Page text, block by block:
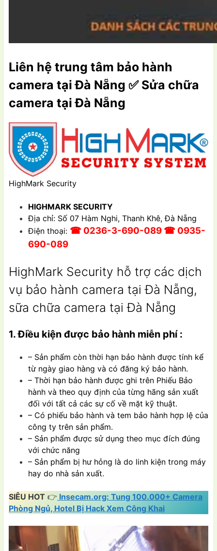
Liên hệ trung tâm bảo hành
camera tại Đà Nẵng ✅ Sửa chữa
camera tại Đà Nẵng
HighMark Security
HIGHMARK SECURITY
Địa chỉ: Số 07 Hàm Nghi, Thanh Khê, Đà Nẵng
Điện thoại: ☎ 0236-3-690-089 ☎ 0935-
690-089
HighMark Security hỗ trợ các dịch
vụ bảo hành camera tại Đà Nẵng,
sữa chữa camera tại Đà Nẵng
1. Điều kiện được bảo hành miễn phí :
– Sản phẩm còn thời hạn bảo hành được tính kể
từ ngày giao hàng và có đăng ký bảo hành.
– Thời hạn bảo hành được ghi trên Phiếu Bảo
hành và theo quy định của từng hãng sản xuất
đối với tất cả các sự cố về mặt kỹ thuật.
– Có phiếu bảo hành và tem bảo hành hợp lệ của
công ty trên sản phẩm.
– Sản phẩm được sử dụng theo mục đích đúng
với chức năng
– Sản phẩm bị hư hỏng là do linh kiện trong máy
hay do nhà sản xuất.
SIÊU HOT 👉 Insecam.org: Tung 100.000+ Camera
Phòng Ngủ, Hotel Bị Hack Xem Công Khai